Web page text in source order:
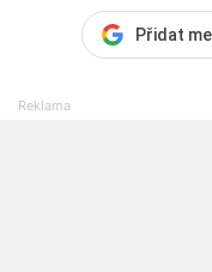
Přidat